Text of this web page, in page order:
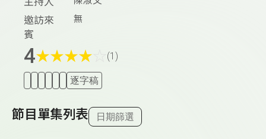
邀訪來
賓
無
4★★★★ (1)
逐字稿
節目單集列表 日期篩選